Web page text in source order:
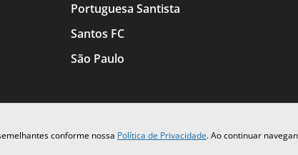
conforme nossa Política de Privacidade. Ao continuar
Portuguesa Santista
Santos FC
São Paulo